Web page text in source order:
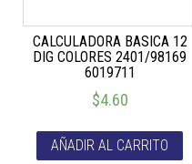
CALCULADORA BASICA 12
DIG COLORES 2401/98169
6019711
$4.60
AÑADIR AL CARRITO